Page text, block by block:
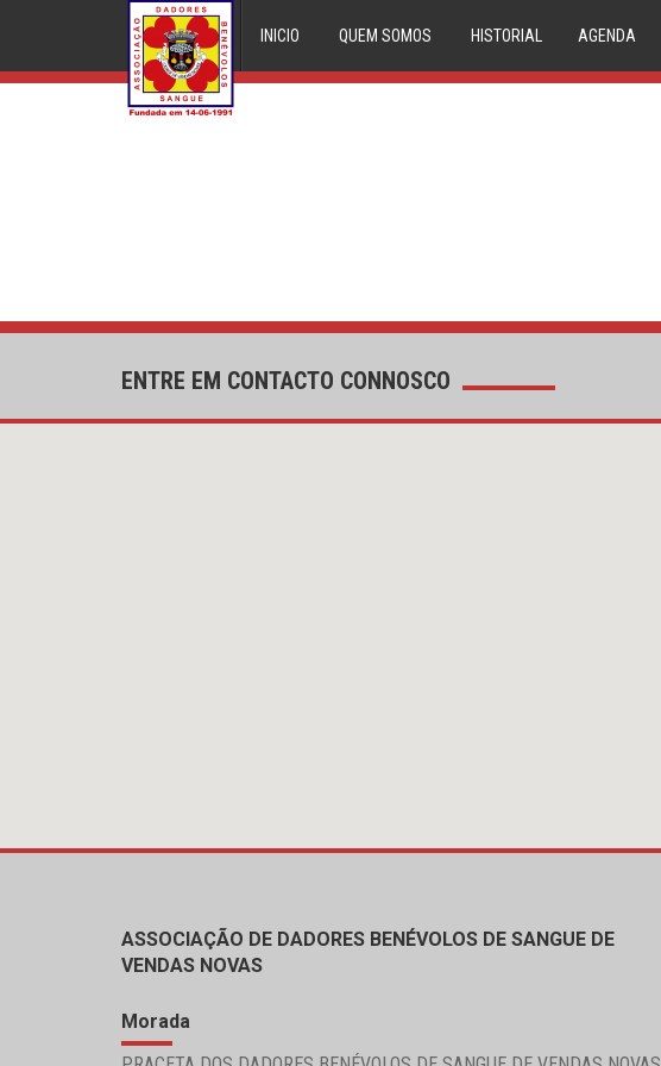
INICIO QUEM SOMOS HISTORIAL AGENDA
ENTRE EM CONTACTO CONNOSCO
ASSOCIAÇÃO DE DADORES BENÉVOLOS DE SANGUE DE
VENDAS NOVAS
Morada